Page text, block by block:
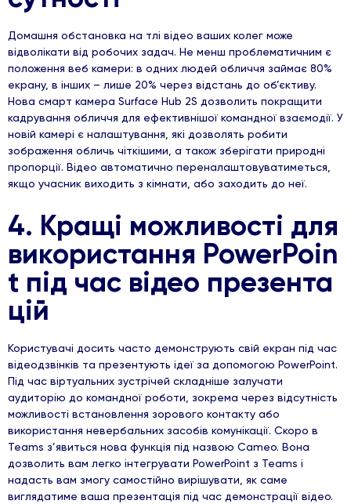
Домашня обстановка на тлі відео ваших колег може
відволікати від робочих задач. Не менш проблематичним є
положення веб камери: в одних людей обличчя займає 80%
екрану, в інших – лише 20% через відстань до об’єктиву.
Нова смарт камера Surface Hub 2S дозволить покращити
кадрування обличчя для ефективнішої командної взаємодії. У
новій камері є налаштування, які дозволять робити
зображення обличь чіткішими, а також зберігати природні
пропорції. Відео автоматично переналаштовуватиметься,
якщо учасник виходить з кімнати, або заходить до неї.
4. Кращі можливості для
використання PowerPoin
t під час відео презента
цій
Користувачі досить часто демонструють свій екран під час
відеодзвінків та презентують ідеї за допомогою PowerPoint.
Під час віртуальних зустрічей складніше залучати
аудиторію до командної роботи, зокрема через відсутність
можливості встановлення зорового контакту або
використання невербальних засобів комунікації. Скоро в
Teams з’явиться нова функція під назвою Cameo. Вона
дозволить вам легко інтегрувати PowerPoint з Teams і
надасть вам змогу самостійно вирішувати, як саме
виглядатиме ваша презентація під час демонстрації відео.